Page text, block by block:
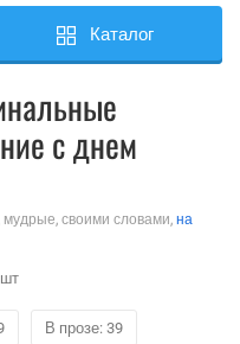
Каталог
с днем
своими словами, на
шт
В прозе: 39